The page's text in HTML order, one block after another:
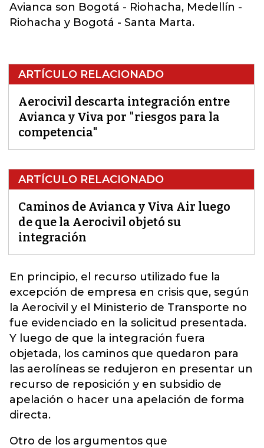
Avianca son Bogotá - Riohacha, Medellín -
Riohacha y Bogotá - Santa Marta.
ARTÍCULO RELACIONADO
Aerocivil descarta integración entre
Avianca y Viva por "riesgos para la
competencia"
ARTÍCULO RELACIONADO
Caminos de Avianca y Viva Air luego
de que la Aerocivil objetó su
integración
En principio, el recurso utilizado fue la
excepción de empresa en crisis que, según
la Aerocivil y el Ministerio de Transporte no
fue evidenciado en la solicitud presentada.
Y luego de que la integración fuera
objetada, los caminos que quedaron para
las aerolíneas se redujeron en presentar un
recurso de reposición y en subsidio de
apelación o hacer una apelación de forma
directa.
Otro de los argumentos que